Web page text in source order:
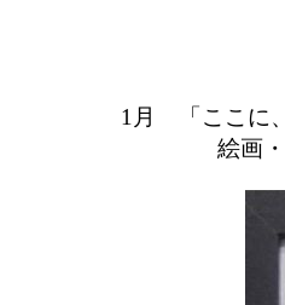
1月 「ここに
絵画